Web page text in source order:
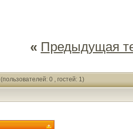
« Предыдущая
(пользователей: 0 , гостей: 1)